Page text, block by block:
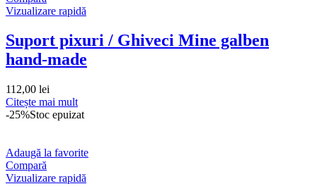
Vizualizare rapidă
Suport pixuri / Ghiveci Mine galben
hand-made
112,00 lei
Citește mai mult
-25%Stoc epuizat
Adaugă la favorite
Compară
Vizualizare rapidă